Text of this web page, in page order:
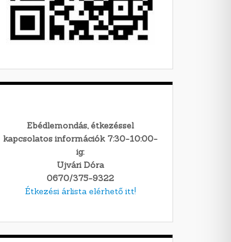
Ebédlemondás, étkezéssel
kapcsolatos információk 7:30-10:00-
ig:
Ujvári Dóra
0670/375-9322
Étkezési árlista elérhető itt!